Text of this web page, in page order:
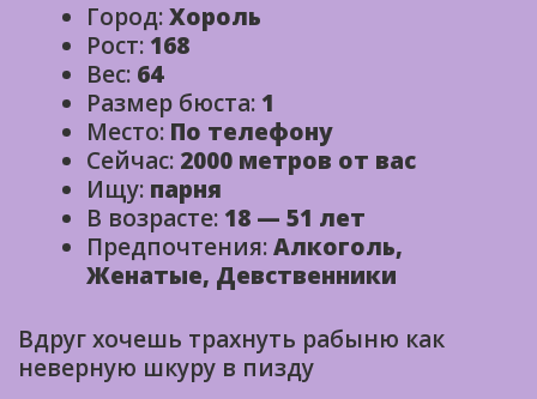
Город:Хороль
Рост: 168
Вес: 64
Размер бюста: 1
Место: По телефону
Сейчас: 2000 метров от вас
Ищу: парня
В возрасте: 18 — 51 лет
Предпочтения:Алкоголь,
Женатые, Девственники
Вдруг хочешь трахнуть рабыню как
неверную шкуру в пизду